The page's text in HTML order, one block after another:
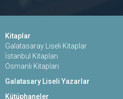
Kitaplar
Galatasaray Liseli Kitaplar
İstanbul Kitapları
Osmanlı Kitapları
Galatasary Liseli Yazarlar
Kütüphaneler